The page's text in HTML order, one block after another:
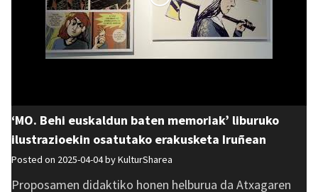
‘MO. Behi euskaldun baten memoriak’ liburuko
ilustrazioekin osatutako erakusketa Iruñean
Posted on 2025-04-04 byKulturSharea
Proposamen didaktiko honen helburua da Atxagaren